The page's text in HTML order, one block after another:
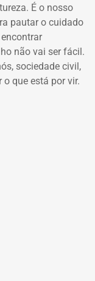
É o nosso
pautar o cuidado
não vai ser fácil.
sociedade civil,
que está por vir.